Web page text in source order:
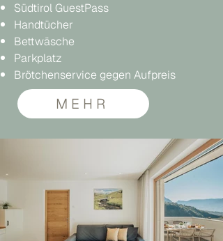
Südtirol GuestPass
Handtücher
Bettwäsche
Parkplatz
Brötchenservice gegen Aufpreis
MEHR